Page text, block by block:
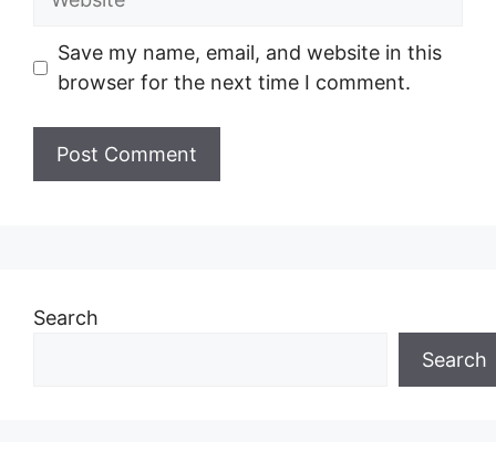
Save my name, email, and website in this
browser for the next time I comment.
Search
Search